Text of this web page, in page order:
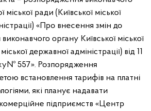
міської ради (Київської міської
«Про внесення змін до
органу Київської міської
державної адміністрації) від 11
№ 557». Розпорядження
встановлення тарифів на платні
які планує надавати
підприємств «Центр